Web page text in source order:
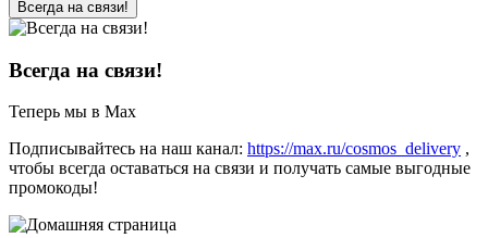
Всегда на связи!
Всегда на связи!
Теперь мы в Max
Подписывайтесь на наш канал: https://max.ru/cosmos_delivery ,
чтобы всегда оставаться на связи и получать самые выгодные
промокоды!